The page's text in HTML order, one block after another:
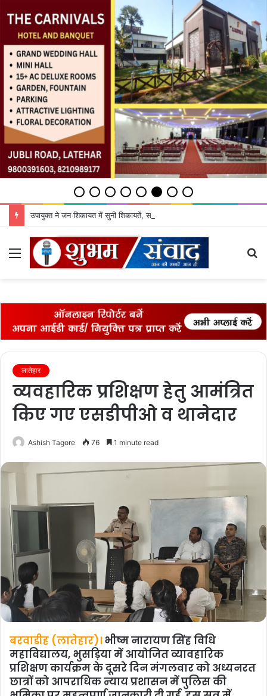
उपायुक्‍त ने जन शिकायत में सुनी शिकायतें, समाधान का दिया भरोसा
Menu
लातेहार
व्यवहारिक प्रशिक्षण हेतु आमंत्रित
किए गए एसडीपीओ व थानेदार
Ashish Tagore 76 1 minute read
बरवाडीह (लातेहार)। भीष्म नारायण सिंह विधि
महाविद्यालय, भुसड़िया में आयोजित व्यावहारिक
प्रशिक्षण कार्यक्रम के दूसरे दिन मंगलवार को अध्यनरत
छात्रों को आपराधिक न्याय प्रशासन में पुलिस की